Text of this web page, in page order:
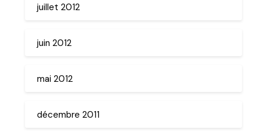
juillet 2012
juin 2012
mai 2012
décembre 2011